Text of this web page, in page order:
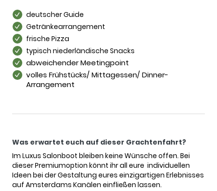
deutscher Guide
Getränkearrangement
frische Pizza
typisch niederländische Snacks
abweichender Meetingpoint
volles Frühstücks/ Mittagessen/ Dinner-
Arrangement
Was erwartet euch auf dieser Grachtenfahrt?
Im Luxus Salonboot bleiben keine Wünsche offen. Bei
dieser Premiumoption könnt ihr all eure individuellen
Ideen bei der Gestaltung eures einzigartigen Erlebnisses
auf Amsterdams Kanälen einfließen lassen.